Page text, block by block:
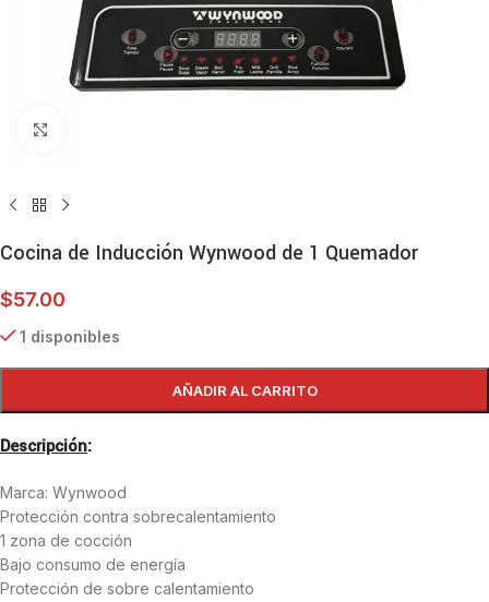
Cocina de Inducción Wynwood de 1 Quemador
$57.00
1 disponibles
AÑADIR AL CARRITO
Descripción:
Marca: Wynwood
Protección contra sobrecalentamiento
1 zona de cocción
Bajo consumo de energía
Protección de sobre calentamiento